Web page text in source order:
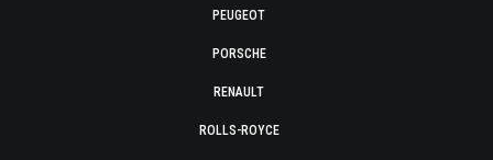
PEUGEOT
PORSCHE
RENAULT
ROLLS-ROYCE